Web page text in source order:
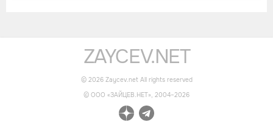
ZAYCEV.NET
© 2026Zaycev.net All rights reserved
© OOO «ЗАЙЦЕВ.НЕТ», 2004–2026